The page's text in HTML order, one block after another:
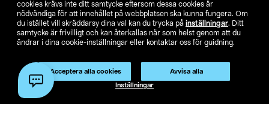
cookies krävs inte ditt samtycke eftersom dessa cookies är
nödvändiga för att innehållet på webbplatsen ska kunna fungera. Om
du istället vill skräddarsy dina val kan du trycka på inställningar. Ditt
samtycke är frivilligt och kan återkallas när som helst genom att du
ändrar i dina cookie-inställningar eller kontaktar oss för guidning.
Acceptera alla cookies Avvisa alla
Inställningar
SE NO FI
Köpvillkor Privacy statement Klubbvillkor